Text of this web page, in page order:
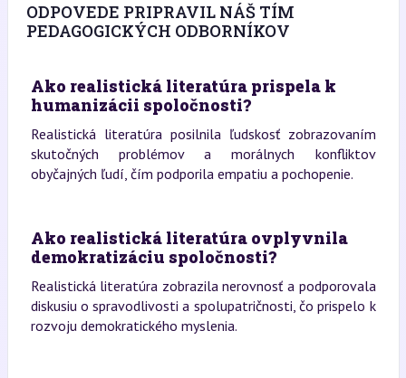
ODPOVEDE PRIPRAVIL NÁŠ TÍM
PEDAGOGICKÝCH ODBORNÍKOV
Ako realistická literatúra prispela k
humanizácii spoločnosti?
Realistická literatúra posilnila ľudskosť zobrazovaním
skutočných problémov a morálnych konfliktov
obyčajných ľudí, čím podporila empatiu a pochopenie.
Ako realistická literatúra ovplyvnila
demokratizáciu spoločnosti?
Realistická literatúra zobrazila nerovnosť a podporovala
diskusiu o spravodlivosti a spolupatričnosti, čo prispelo k
rozvoju demokratického myslenia.